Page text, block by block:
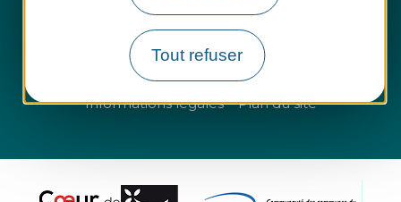
Tout refuser
Groupes et entreprises
Questions fréquentes
Informations légales Plan du site